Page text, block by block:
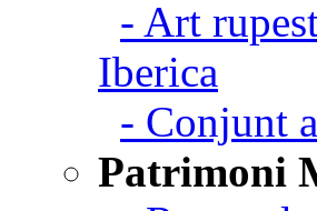
- Art
Iberica
- Conjunt
Patrimoni